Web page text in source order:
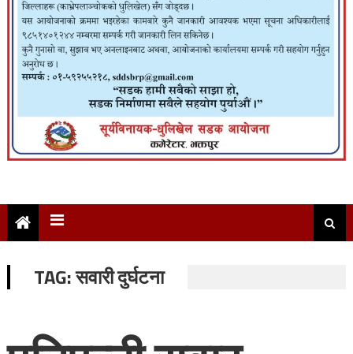
TAG:सवारी दुर्घटना